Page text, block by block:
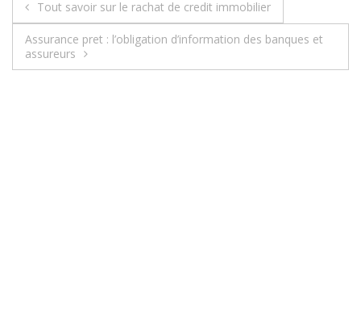
N
a
Tout savoir sur le rachat de credit immobilier
Assurance pret : l’obligation d’information des banques et
assureurs